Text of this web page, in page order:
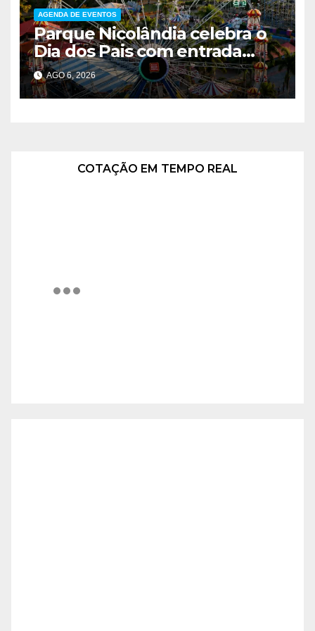
AGENDA DE EVENTOS
Parque Nicolândia celebra o
Dia dos Pais com entrada
gratuita para pais e desconto
de 40% nos passaportes
AGO 6, 2026
COTAÇÃO EM TEMPO REAL